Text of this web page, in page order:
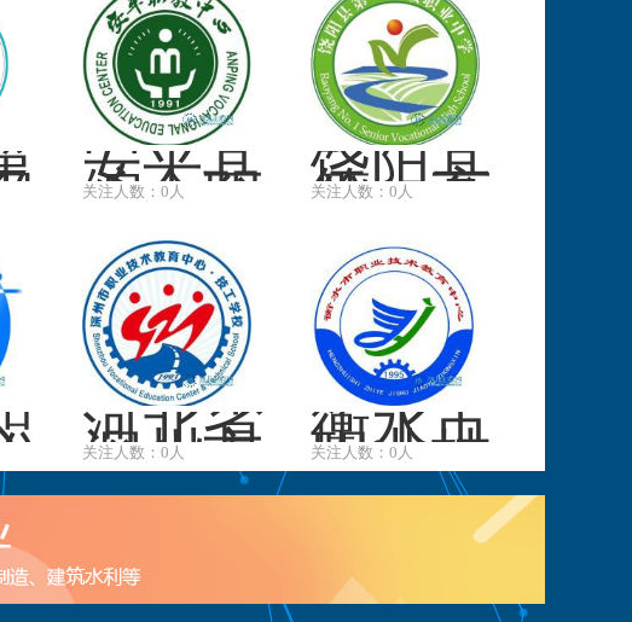
安平县综合职业技术学校
饶阳县第一高级职业中学
安平县
综合职
业技术
学校
关注人数：0人 饶阳县
第一高
中学
关注人数：0人
河北省
深州市
职业技
术教育
关注人数：0人 衡水市
职业技
术教育
中心
关注人数：0人